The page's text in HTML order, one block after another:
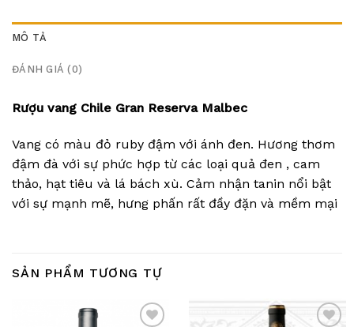
MÔ TẢ
ĐÁNH GIÁ (0)
Rượu vang Chile Gran Reserva Malbec
Vang có màu đỏ ruby đậm với ánh đen. Hương thơm
đậm đà với sự phức hợp từ các loại quả đen , cam
thảo, hạt tiêu và lá bách xù. Cảm nhận tanin nổi bật
với sự mạnh mẽ, hưng phấn rất đầy đặn và mềm mại
SẢN PHẨM TƯƠNG TỰ